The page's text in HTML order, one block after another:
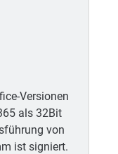
Versionen
als 32Bit
von
ist signiert.